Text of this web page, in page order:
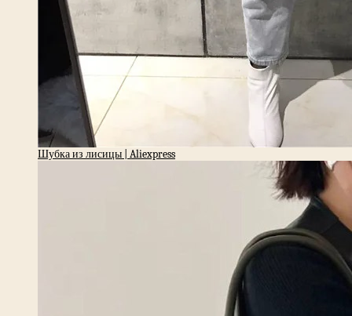
Шубка из лисицы | Aliexpress